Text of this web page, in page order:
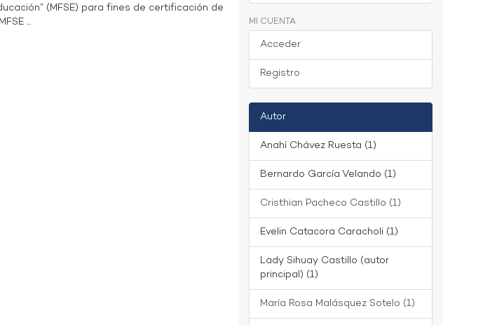
(MFSE) para fines de certificación de
...
MI CUENTA
Acceder
Registro
Autor
Anahí Chávez Ruesta (1)
Bernardo García Velando (1)
Cristhian Pacheco Castillo (1)
Evelin Catacora Caracholi (1)
Lady Sihuay Castillo (autor
principal) (1)
María Rosa Malásquez Sotelo (1)